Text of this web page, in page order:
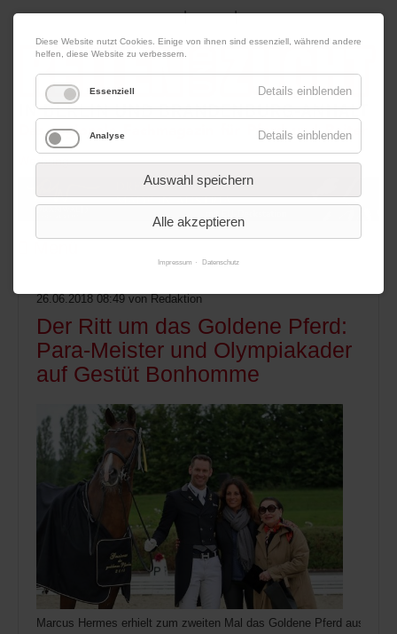
10. August 2026 Impressum|Kontakt|Datenschutz
Werbung
26.06.2018 08:49 von Redaktion
Der Ritt um das Goldene Pferd:
Para-Meister und Olympiakader
auf Gestüt Bonhomme
Marcus Hermes erhielt zum zweiten Mal das Goldene Pferd aus den
Diese Website nutzt Cookies. Einige von ihnen sind essenziell, während andere
helfen, diese Website zu verbessern.
Essenziell Details einblenden
Analyse Details einblenden
Auswahl speichern
Alle akzeptieren
Impressum Datenschutz